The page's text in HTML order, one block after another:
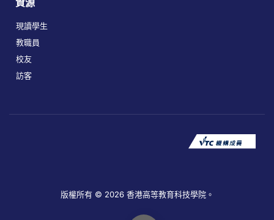
資源
現讀學生
教職員
校友
訪客
版權所有 © 2026 香港高等教育科技學院。